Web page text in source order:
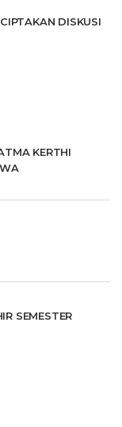
DISKUSI
KERTHI
SEMESTER